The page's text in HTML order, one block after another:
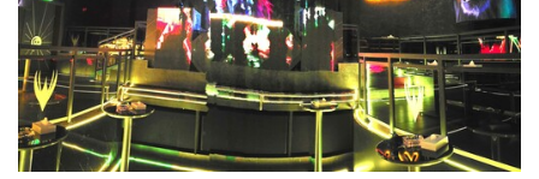
Bahasa/Wilayah